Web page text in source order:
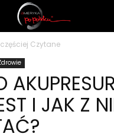
Czytane
I JAK Z